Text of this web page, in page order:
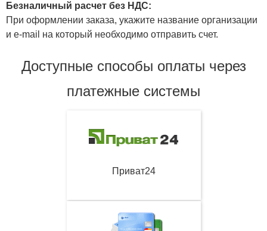
Безналичный расчет без НДС:
При оформлении заказа, укажите название организации
и e-mail на который необходимо отправить счет.
Доступные способы оплаты через
платежные системы
Приват24